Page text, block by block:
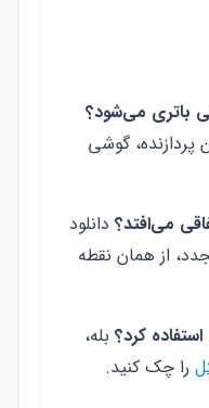
پردازنده، گوشی
دانلود
از همان نقطه
بله،
را چک کنید.